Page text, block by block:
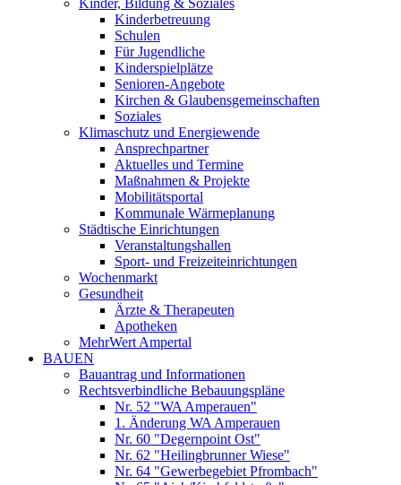
Kinder, Bildung & Soziales
Kinderbetreuung
Schulen
Für Jugendliche
Kinderspielplätze
Senioren-Angebote
Kirchen & Glaubensgemeinschaften
Soziales
Klimaschutz und Energiewende
Ansprechpartner
Aktuelles und Termine
Maßnahmen & Projekte
Mobilitätsportal
Kommunale Wärmeplanung
Städtische Einrichtungen
Veranstaltungshallen
Sport- und Freizeiteinrichtungen
Wochenmarkt
Gesundheit
Ärzte & Therapeuten
Apotheken
MehrWert Ampertal
BAUEN
Bauantrag und Informationen
Rechtsverbindliche Bebauungspläne
Nr. 52 "WA Amperauen"
1. Änderung WA Amperauen
Nr. 60 "Degernpoint Ost"
Nr. 62 "Heilingbrunner Wiese"
Nr. 64 "Gewerbegebiet Pfrombach"